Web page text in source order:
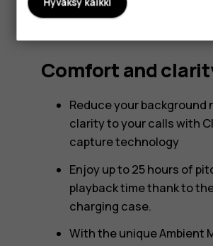
Comfort and
Reduce your background
clarity to your calls with
capture technology
Enjoy up to 25 hours of
playback time thank to
charging case.
With the unique Ambient